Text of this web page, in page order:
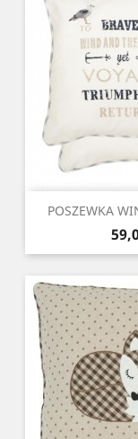
POSZEWKA